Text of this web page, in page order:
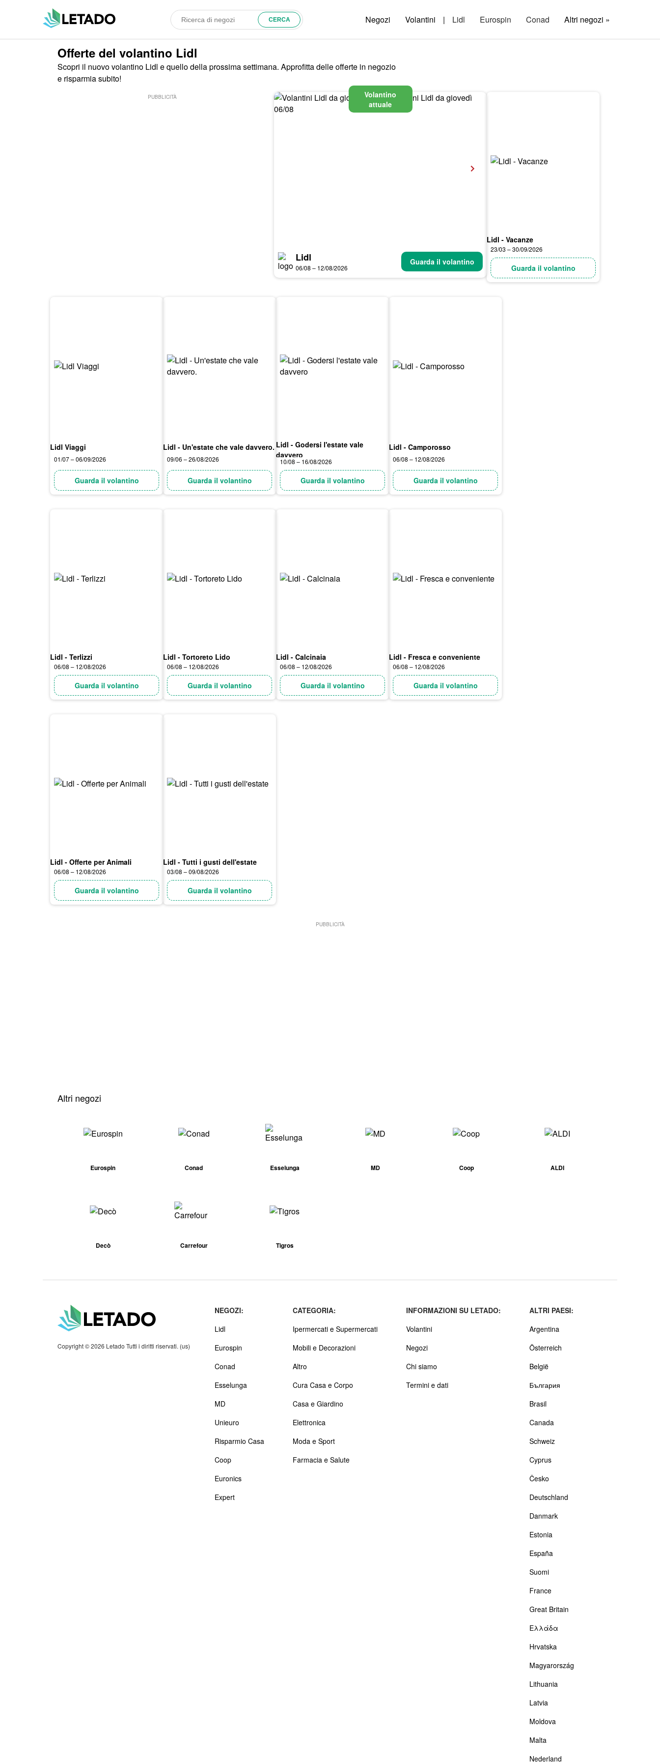
Negozi Volantini | Lidl Eurospin Conad Altri negozi »
Offerte del volantino Lidl
Scopri il nuovo volantino Lidl e quello della prossima settimana. Approfitta delle offerte in negozio
e risparmia subito!
PUBBLICITÀ
Volantino
attuale
Lidl
06/08 – 12/08/2026
Guarda il volantino
Lidl - Vacanze
23/03 – 30/09/2026
Guarda il volantino
Lidl Viaggi
01/07 – 06/09/2026
Guarda il volantino
Lidl - Un'estate che vale davvero.
09/06 – 26/08/2026
Guarda il volantino
Lidl - Godersi l'estate vale
davvero
10/08 – 16/08/2026
Guarda il volantino
Lidl - Camporosso
06/08 – 12/08/2026
Guarda il volantino
Lidl - Terlizzi
06/08 – 12/08/2026
Guarda il volantino
Lidl - Tortoreto Lido
06/08 – 12/08/2026
Guarda il volantino
Lidl - Calcinaia
06/08 – 12/08/2026
Guarda il volantino
Lidl - Fresca e conveniente
06/08 – 12/08/2026
Guarda il volantino
Lidl - Offerte per Animali
06/08 – 12/08/2026
Guarda il volantino
Lidl - Tutti i gusti dell'estate
03/08 – 09/08/2026
Guarda il volantino
PUBBLICITÀ
Altri negozi
Eurospin Conad Esselunga MD Coop ALDI
Decò Carrefour Tigros
Copyright © 2026 Letado Tutti i diritti riservati. (us)
NEGOZI:
Lidl
Eurospin
Conad
Esselunga
MD
Unieuro
Risparmio Casa
Coop
Euronics
Expert
CATEGORIA:
Ipermercati e Supermercati
Mobili e Decorazioni
Altro
Cura Casa e Corpo
Casa e Giardino
Elettronica
Moda e Sport
Farmacia e Salute
INFORMAZIONI SU LETADO:
Volantini
Negozi
Chi siamo
Termini e dati
ALTRI PAESI:
Argentina
Österreich
België
България
Brasil
Canada
Schweiz
Cyprus
Česko
Deutschland
Danmark
Estonia
España
Suomi
France
Great Britain
Ελλάδα
Hrvatska
Magyarország
Lithuania
Latvia
Moldova
Malta
Nederland